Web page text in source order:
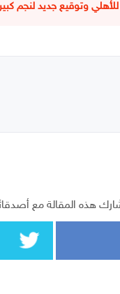
وتوقيع جديد لنجم
هذه المقالة مع